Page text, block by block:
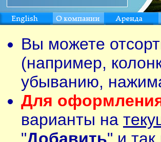
Вы можете
(например,
убыванию,
Для
варианты на